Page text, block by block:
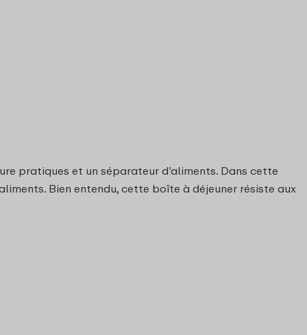
pratiques et un séparateur d’aliments. Dans cette
Bien entendu, cette boîte à déjeuner résiste aux